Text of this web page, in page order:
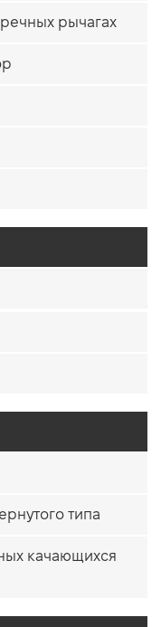
рычагах
типа
качающихся